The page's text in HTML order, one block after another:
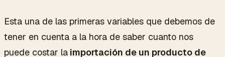
Esta una de las primeras variables que debemos de
tener en cuenta a la hora de saber cuanto nos
puede costar la importación de un producto de